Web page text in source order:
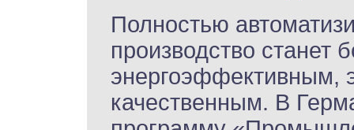
Полностью
производство станет
энергоэффективным,
качественным. В